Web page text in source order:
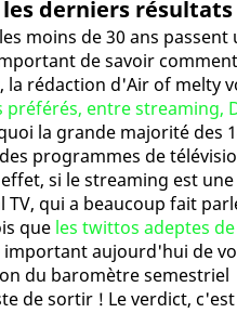
derniers
moins de 30 ans
de savoir
la rédaction d'Air of melty
entre streaming,
la grande majorité des
programmes de
effet, si le streaming est
TV, qui a beaucoup fait
que les twittos adeptes
important aujourd'hui de
du baromètre semestriel
de sortir ! Le verdict,